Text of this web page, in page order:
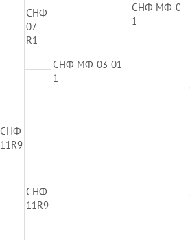
СНФ МФ-
1
СНФ МФ-03-01-
1
СНФ
11R9
СНФ
07
R1
СНФ
11R9